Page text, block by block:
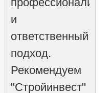
и
ответственный
подход.
Рекомендуем
"Стройинвест"